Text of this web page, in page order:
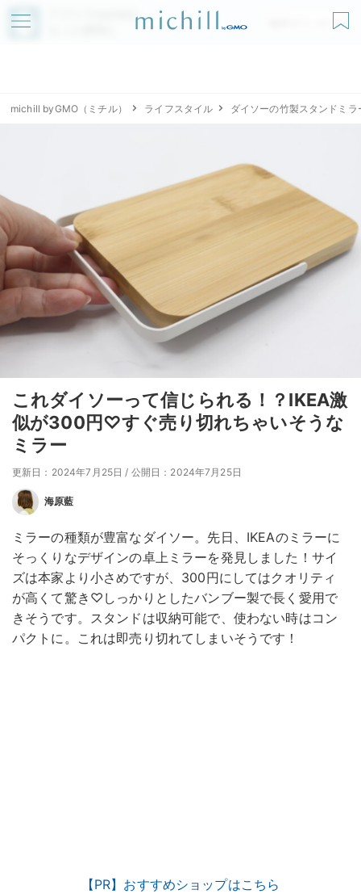
アプリでmichillが
無料ダウンロード
michill byGMO（ミチル） ライフスタイル ダイソーの竹製スタンドミラ
これダイソーって信じられる！？IKEA激
似が300円♡すぐ売り切れちゃいそうな
ミラー
更新日：2024年7月25日 / 公開日：2024年7月25日
海原藍
ミラーの種類が豊富なダイソー。先日、IKEAのミラーに
そっくりなデザインの卓上ミラーを発見しました！サイ
ズは本家より小さめですが、300円にしてはクオリティ
が高くて驚き♡しっかりとしたバンブー製で長く愛用で
きそうです。スタンドは収納可能で、使わない時はコン
パクトに。これは即売り切れてしまいそうです！
【PR】おすすめショップはこちら